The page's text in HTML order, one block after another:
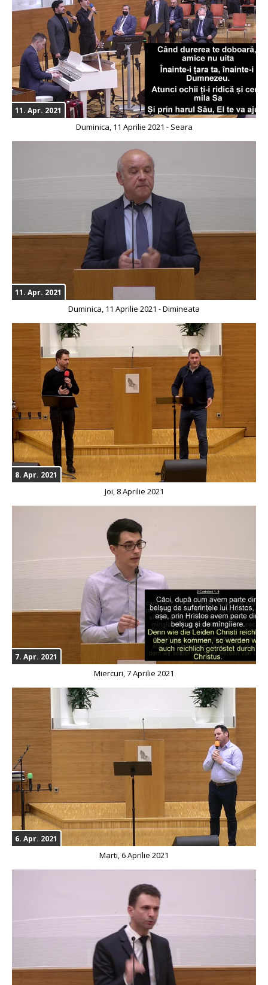
11. Apr. 2021
Duminica, 11 Aprilie 2021 - Seara
11. Apr. 2021
Duminica, 11 Aprilie 2021 - Dimineata
8. Apr. 2021
Joi, 8 Aprilie 2021
7. Apr. 2021
Miercuri, 7 Aprilie 2021
6. Apr. 2021
Marti, 6 Aprilie 2021